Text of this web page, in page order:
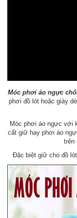
Móc phơi áo ngực
phơi đồ lót hoặc giày
Móc phơi áo ngực với
cất giữ hay phơi áo
trên
Đặc biệt giữ cho đồ